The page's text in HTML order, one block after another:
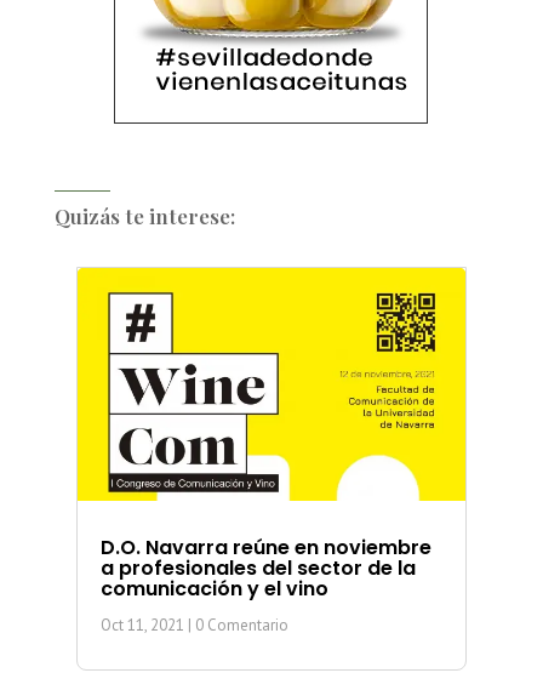
Quizás te interese:
D.O. Navarra reúne en noviembre
a profesionales del sector de la
comunicación y el vino
Oct 11, 2021 | 0 Comentario